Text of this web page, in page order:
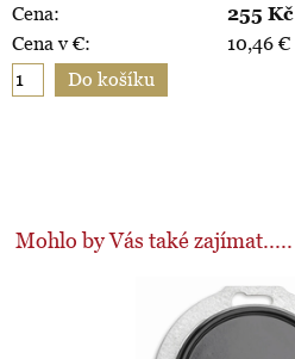
Cena: 255 Kč
Cena v €:
10,46 €
Mohlo by Vás také zajímat.....